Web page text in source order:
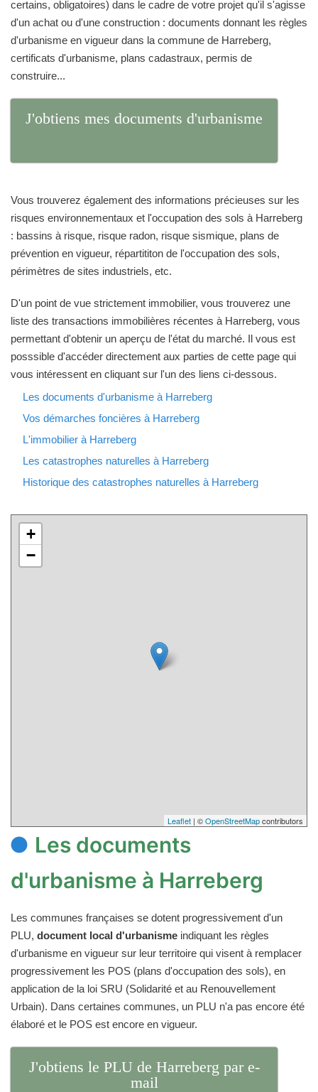
certains, obligatoires) dans le cadre de votre projet qu'il s'agisse
d'un achat ou d'une construction : documents donnant les règles
d'urbanisme en vigueur dans la commune de Harreberg,
certificats d'urbanisme, plans cadastraux, permis de
construire...
J'obtiens mes documents d'urbanisme
Vous trouverez également des informations précieuses sur les
risques environnementaux et l'occupation des sols à Harreberg
: bassins à risque, risque radon, risque sismique, plans de
prévention en vigueur, répartititon de l'occupation des sols,
périmètres de sites industriels, etc.
D'un point de vue strictement immobilier, vous trouverez une
liste des transactions immobilières récentes à Harreberg, vous
permettant d'obtenir un aperçu de l'état du marché. Il vous est
posssible d'accéder directement aux parties de cette page qui
vous intéressent en cliquant sur l'un des liens ci-dessous.
Les documents d'urbanisme à Harreberg
Vos démarches foncières à Harreberg
L'immobilier à Harreberg
Les catastrophes naturelles à Harreberg
Historique des catastrophes naturelles à Harreberg
+
−
Leaflet | ©OpenStreetMapcontributors
Les documents
d'urbanisme à Harreberg
Les communes françaises se dotent progressivement d'un
PLU, document local d'urbanisme indiquant les règles
d'urbanisme en vigueur sur leur territoire qui visent à remplacer
progressivement les POS (plans d'occupation des sols), en
application de la loi SRU (Solidarité et au Renouvellement
Urbain). Dans certaines communes, un PLU n'a pas encore été
élaboré et le POS est encore en vigueur.
J'obtiens le PLU de Harreberg par e-
mail